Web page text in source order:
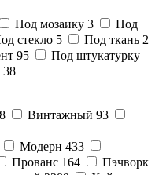
Под мозаику 3
Под
стекло 5 Под ткань 2
95
Под штукатурку
38
8 Винтажный 93
Модерн 433
Прованс 164
Пэчворк